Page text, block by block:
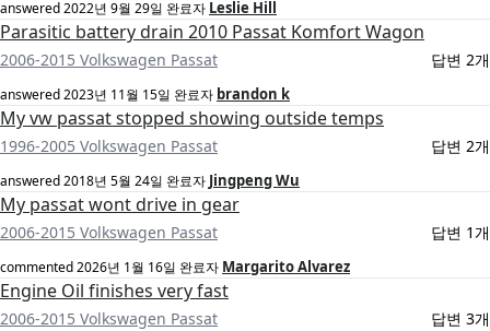
answered2022년 9월 29일 완료자 Leslie Hill
Parasitic battery drain 2010 Passat Komfort Wagon
2006-2015 Volkswagen Passat 답변 2개
answered2023년 11월 15일 완료자 brandon k
My vw passat stopped showing outside temps
1996-2005 Volkswagen Passat 답변 2개
answered2018년 5월 24일 완료자 Jingpeng Wu
My passat wont drive in gear
2006-2015 Volkswagen Passat 답변 1개
commented2026년 1월 16일 완료자 Margarito Alvarez
Engine Oil finishes very fast
2006-2015 Volkswagen Passat 답변 3개